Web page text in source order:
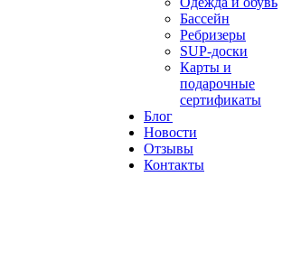
Бассейн
Ребризеры
SUP-доски
Карты и
подарочные
сертификаты
Блог
Новости
Отзывы
Контакты